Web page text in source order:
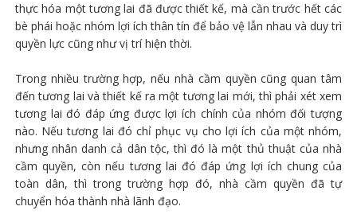
thực hóa một tương lai đã được thiết kế, mà cần trước hết các
bè phái hoặc nhóm lợi ích thân tín để bảo vệ lẫn nhau và duy trì
quyền lực cũng như vị trí hiện thời.
Trong nhiều trường hợp, nếu nhà cầm quyền cũng quan tâm
đến tương lai và thiết kế ra một tương lai mới, thì phải xét xem
tương lai đó đáp ứng được lợi ích chính của nhóm đối tượng
nào. Nếu tương lai đó chỉ phục vụ cho lợi ích của một nhóm,
nhưng nhân danh cả dân tộc, thì đó là một thủ thuật của nhà
cầm quyền, còn nếu tương lai đó đáp ứng lợi ích chung của
toàn dân, thì trong trường hợp đó, nhà cầm quyền đã tự
chuyển hóa thành nhà lãnh đạo.